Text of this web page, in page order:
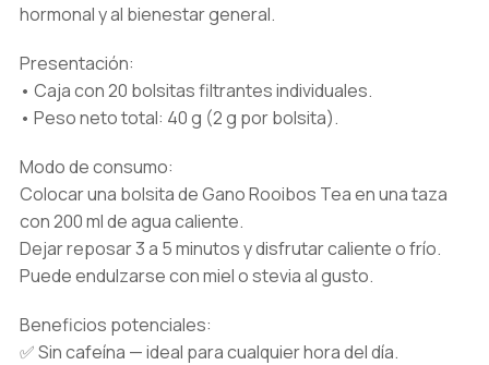
hormonal y al bienestar general.
Presentación:
• Caja con 20 bolsitas filtrantes individuales.
• Peso neto total: 40 g (2 g por bolsita).
Modo de consumo:
Colocar una bolsita de Gano Rooibos Tea en una taza
con 200 ml de agua caliente.
Dejar reposar 3 a 5 minutos y disfrutar caliente o frío.
Puede endulzarse con miel o stevia al gusto.
Beneficios potenciales:
✅ Sin cafeína — ideal para cualquier hora del día.